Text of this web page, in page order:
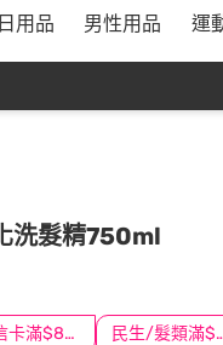
日用品 男性用品 運
洗髮精750ml
刷中信卡滿$888送3萬點 民生/髮類滿